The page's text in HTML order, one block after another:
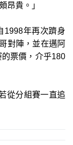
昂貴。」
1998年再次躋身
對陣，並在邁阿
票價，介乎180
從分組賽一直追